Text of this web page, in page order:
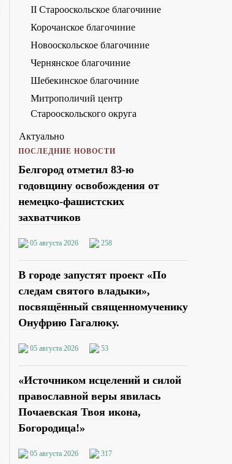
II Старооскольское благочиние
Корочанское благочиние
Новооскольское благочиние
Чернянское благочиние
Шебекинское благочиние
Митрополичий центр
Старооскольского округа
Актуально
ПОСЛЕДНИЕ НОВОСТИ
Белгород отметил 83-ю
годовщину освобождения от
немецко-фашистских
захватчиков
05 августа 2026 258
В городе запустят проект «По
следам святого владыки»,
посвящённый священномученику
Онуфрию Гагалюку.
05 августа 2026 53
«Источником исцелений и силой
православной веры явилась
Почаевская Твоя икона,
Богородица!»
05 августа 2026 317